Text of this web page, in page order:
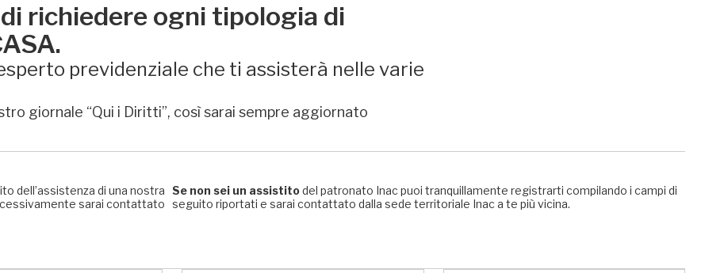
richiedere ogni tipologia di
previdenziale che ti assisterà nelle varie
giornale “Qui i Diritti”, così sarai sempre aggiornato
dell’assistenza di una nostra
sarai contattato
Se non sei un assistitodel patronato Inac puoi tranquillamente registrarti compilando i campi di
seguito riportati e sarai contattato dalla sede territoriale Inac a te più vicina.